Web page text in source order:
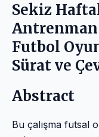
Sekiz
Antrenman
Futbol
Sürat ve
Abstract
Bu çalışma futsal